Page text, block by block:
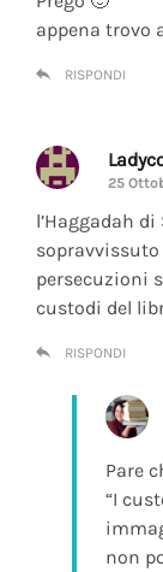
appena trovo
RISPONDI
25
l’Haggadah
persecuzioni
custodi del
RISPONDI
Pare
“I
non